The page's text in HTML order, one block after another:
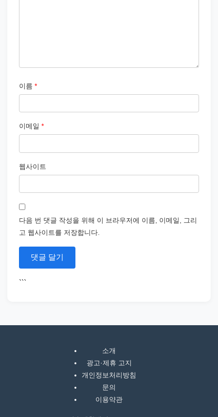
이름 *
이메일 *
웹사이트
다음 번 댓글 작성을 위해 이 브라우저에 이름, 이메일, 그리
고 웹사이트를 저장합니다.
```
소개
광고·제휴 고지
개인정보처리방침
문의
이용약관